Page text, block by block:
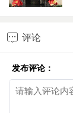
 评论
发布评论：